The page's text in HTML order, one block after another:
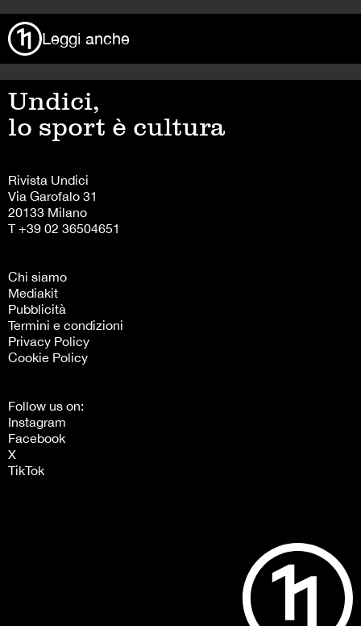
Leggi anche
Undici,
lo sport è cultura
Rivista Undici
Via Garofalo 31
20133 Milano
T +39 02 36504651
Chi siamo
Mediakit
Pubblicità
Termini e condizioni
Privacy Policy
Cookie Policy
Follow us on:
Instagram
Facebook
X
TikTok